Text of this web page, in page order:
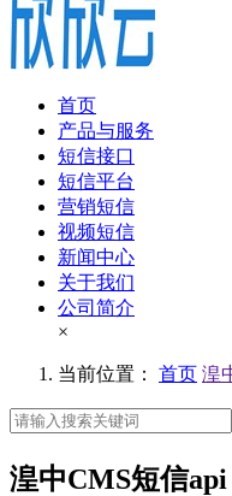
首页
产品与服务
短信接口
短信平台
营销短信
视频短信
新闻中心
关于我们
公司简介
×
当前位置： 首页 湟
湟中CMS短信api